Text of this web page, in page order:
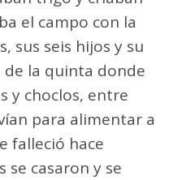
el campo con la
sus seis hijos y su
de la quinta donde
y choclos, entre
para alimentar a
falleció hace
se casaron y se